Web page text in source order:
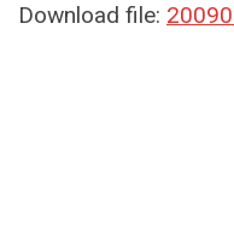
Download file: